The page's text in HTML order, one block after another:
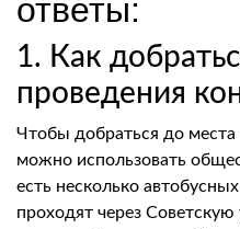
ответы:
1. Как
проведения
Чтобы добраться до места
можно использовать
есть несколько
проходят через Советскую